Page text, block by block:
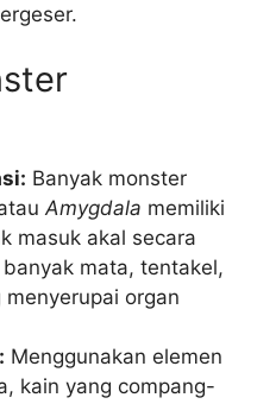
Banyak monster
Amygdala memiliki
masuk akal secara
mata, tentakel,
organ
Menggunakan elemen
kain yang compang-